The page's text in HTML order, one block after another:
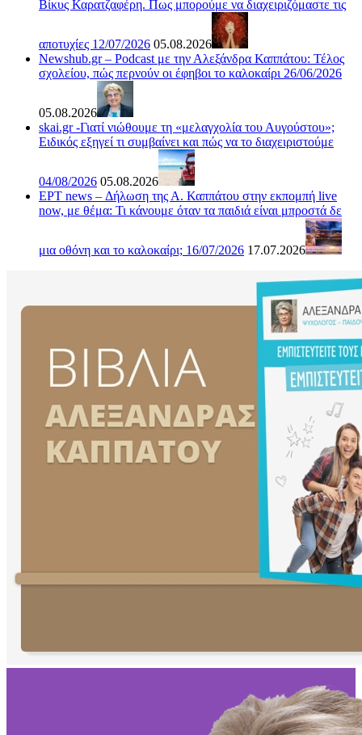
Βίκυς Καρατζαφέρη. Πως μπορούμε να διαχειριζόμαστε τις
αποτυχίες 12/07/2026 05.08.2026
Newshub.gr – Podcast με την Αλεξάνδρα Καππάτου: Τέλος
σχολείου, πώς περνούν οι έφηβοι το καλοκαίρι 26/06/2026
05.08.2026
skai.gr -Γιατί νιώθουμε τη «μελαγχολία του Αυγούστου»;
Ειδικός εξηγεί τι συμβαίνει και πώς να το διαχειριστούμε
04/08/2026 05.08.2026
ΕΡΤ news – Δήλωση της Α. Καππάτου στην εκπομπή live
now, με θέμα: Τι κάνουμε όταν τα παιδιά είναι μπροστά δε
μια οθόνη και το καλοκαίρι; 16/07/2026 17.07.2026